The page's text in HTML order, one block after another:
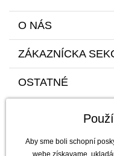
O NÁS
ZÁKAZNÍCKA
OSTATNÉ
Aby sme boli schopní
webe získavame,